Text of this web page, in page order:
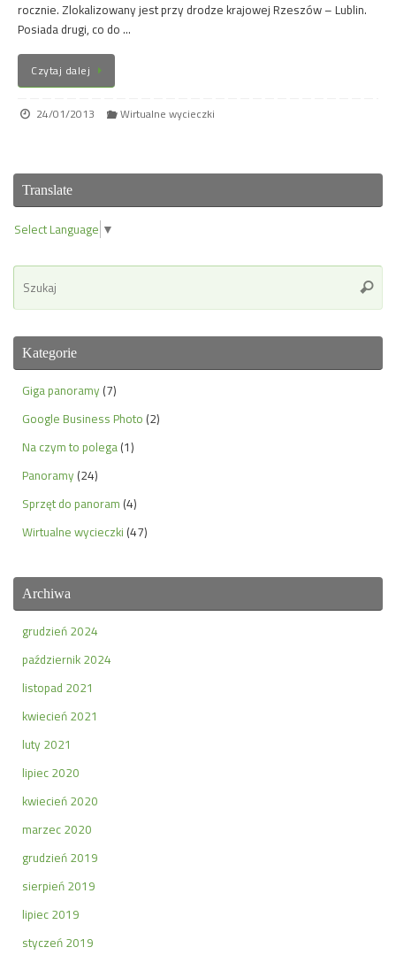
rocznie. Zlokalizowany jest przy drodze krajowej Rzeszów – Lublin.
Posiada drugi, co do …
Czytaj dalej
24/01/2013 Wirtualne wycieczki
Translate
Select Language ▼
Kategorie
Giga panoramy (7)
Google Business Photo (2)
Na czym to polega (1)
Panoramy (24)
Sprzęt do panoram (4)
Wirtualne wycieczki (47)
Archiwa
grudzień 2024
październik 2024
listopad 2021
kwiecień 2021
luty 2021
lipiec 2020
kwiecień 2020
marzec 2020
grudzień 2019
sierpień 2019
lipiec 2019
styczeń 2019